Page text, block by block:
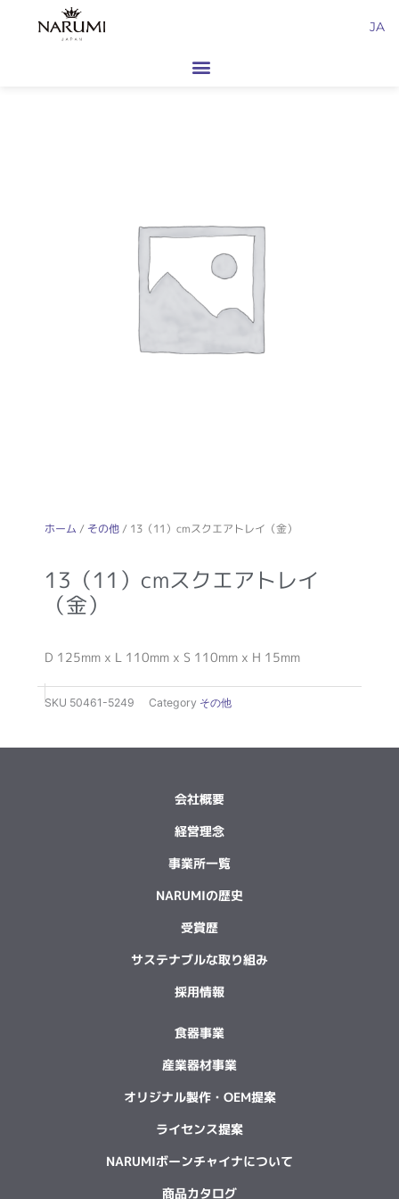
JA
ホーム / その他/ 13（11）cmスクエアトレイ（金）
13（11）cmスクエアトレイ
（金）
D 125mm x L 110mm x S 110mm x H 15mm
SKU 50461-5249 Category その他
会社概要
経営理念
事業所一覧
NARUMIの歴史
受賞歴
サステナブルな取り組み
採用情報
食器事業
産業器材事業
オリジナル製作・OEM提案
ライセンス提案
NARUMIボーンチャイナについて
商品カタログ